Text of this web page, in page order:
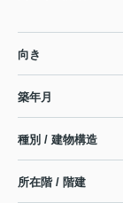
向き
築年月
種別 / 建物構造
所在階 / 階建